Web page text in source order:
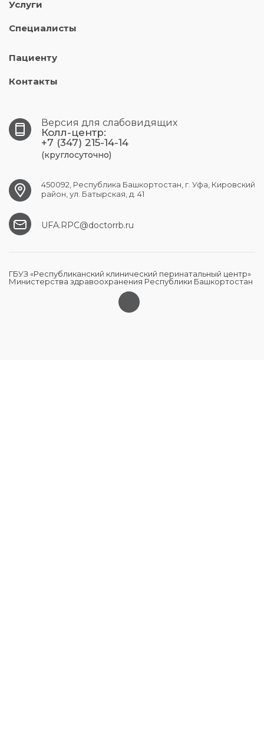
Услуги
Специалисты
Пациенту
Контакты
Версия для слабовидящих
Колл-центр:
+7 (347) 215-14-14
(круглосуточно)
450092, Республика Башкортостан, г. Уфа, Кировский
район, ул. Батырская, д. 41
UFA.RPC@doctorrb.ru
ГБУЗ «Республиканский клинический перинатальный центр»
Министерства здравоохранения Республики Башкортостан